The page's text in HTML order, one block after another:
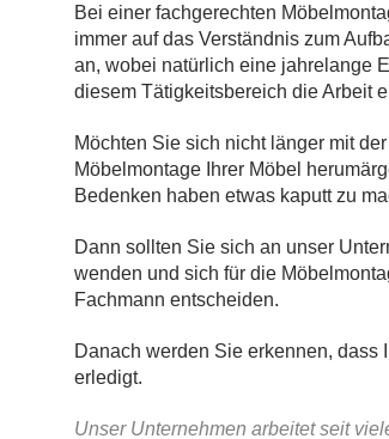
Bei einer fachgerechten
immer auf das Verständnis zum
an, wobei natürlich eine jahrelange
diesem Tätigkeitsbereich die Arbeit
Möchten Sie sich nicht länger mit der
Möbelmontage Ihrer Möbel
Bedenken haben etwas kaputt zu
Dann sollten Sie sich an unser
wenden und sich für die
Fachmann entscheiden.
Danach werden Sie erkennen, dass
erledigt.
Unser Unternehmen arbeitet seit